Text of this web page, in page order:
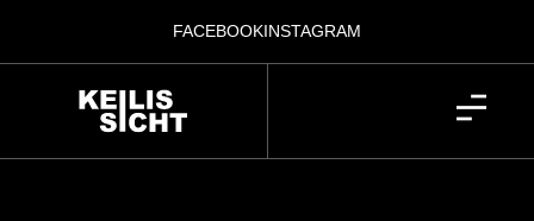
FACEBOOKINSTAGRAM